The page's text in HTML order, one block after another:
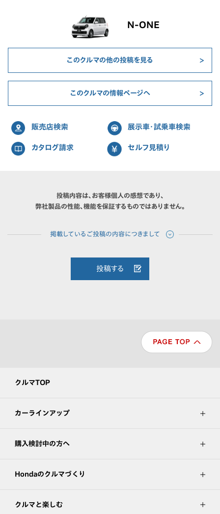
N-ONE
このクルマの他の投稿を見る
このクルマの情報ページへ
販売店検索 展示車・試乗車検索
カタログ請求 セルフ見積り
投稿内容は、お客様個人の感想であり、
弊社製品の性能、機能を保証するものではありません。
投稿する
クルマTOP
カーラインアップ
購入検討中の方へ
Hondaのクルマづくり
クルマと楽しむ